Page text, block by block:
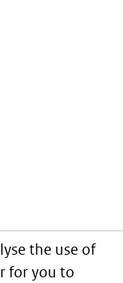
the use of
for you to